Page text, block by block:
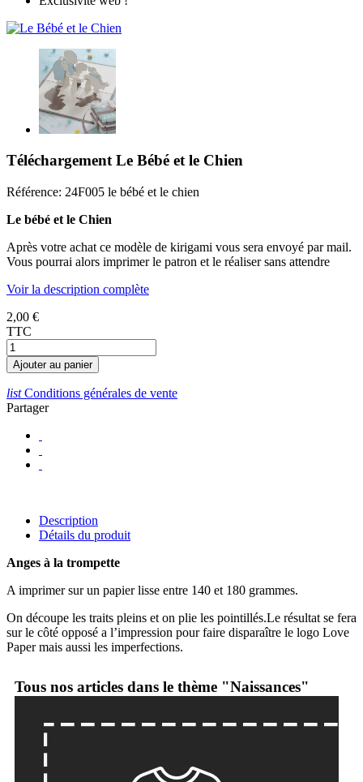
Téléchargement Le Bébé et le Chien
Référence: 24F005 le bébé et le chien
Le bébé et le Chien
Après votre achat ce modèle de kirigami vous sera envoyé par mail.
Vous pourrai alors imprimer le patron et le réaliser sans attendre
Voir la description complète
2,00 €
TTC
Ajouter au panier
listConditions générales de vente
Partager
Description
Détails du produit
Anges à la trompette
A imprimer sur un papier lisse entre 140 et 180 grammes.
On découpe les traits pleins et on plie les pointillés.Le résultat se fera
sur le côté opposé a l’impression pour faire disparaître le logo Love
Paper mais aussi les imperfections.
Tous nos articles dans le thème "Naissances"